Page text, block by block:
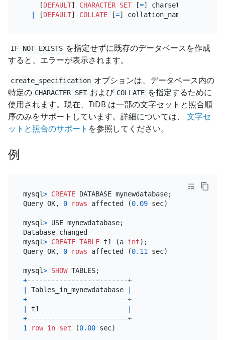
    [
DEFAULT] CHARACTER SET [=] charset_name
|
[DEFAULT] COLLATE [=
IF NOT EXISTS を指定せずに既存のデータベースを作成
すると、エラーが表示されます。
create_specification オプションは、データベース内の
特定の CHARACTER SET および COLLATE を指定するために
使用されます。現在、TiDB は一部の文字セットと照合順
序のみをサポートしています。詳細については、 文字セ
ットと照合のサポート を参照してください。
例
mysql> CREATE DATABASE mynewdatabase;
Query OK, 0 rows affected (0.09 sec)
mysql> USE mynewdatabase;
Database changed
mysql> CREATE TABLE t1 (a int);
Query OK, 0 rows affected (0.11 sec)
mysql> SHOW
+-------------------------+
Tables_in_mynewdatabase
+-------------------------+
t1
+-------------------------+
1
row in set (0.00